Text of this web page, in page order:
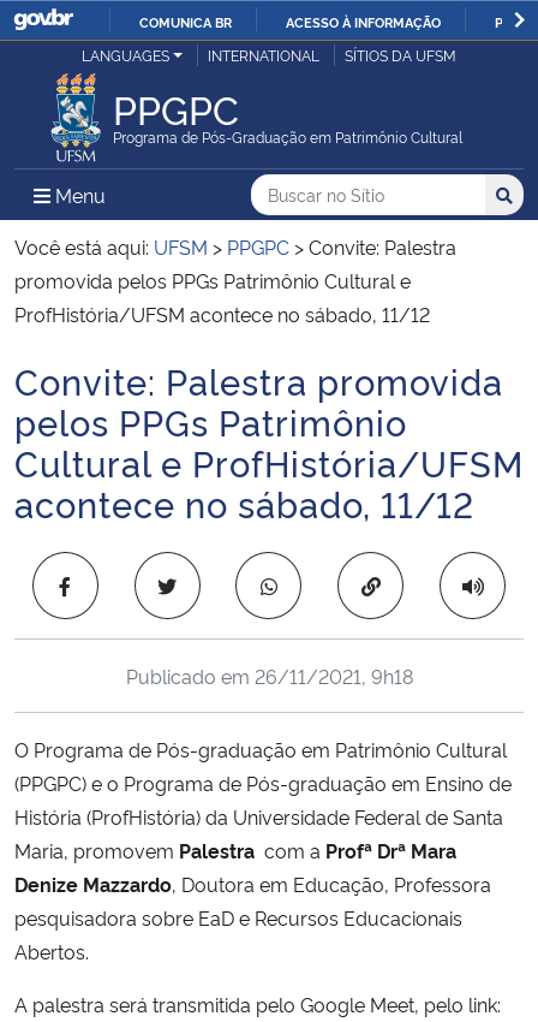
IR
COMUNICA BR ACESSO À INFORMAÇÃO
Ministério da Justiça e Segurança Pública
Ministério da Defesa
Ministério das Relações Exteriores
Ministério da Economia
Ministério da Infraestrutura
Ministério da Agricultura, Pecuária e Abastecimento
Ministério da Educação
Ministério da Cidadania
Ministério da Saúde
Ministério de Minas e Energia
Ministério da Ciência, Tecnologia, Inovações e Comunicações
Ministério do Meio Ambiente
Ministério do Turismo
Ministério do Desenvolvimento Regional
Controladoria-Geral da União
LANGUAGES INTERNATIONAL SÍTIOS DA UFSM
PPGPC
Programa de Pós-Graduação em Patrimônio Cultural
Menu Menu Principal do Sítio
Busca
Buscar no no Sítio
Busca:
Você está aqui: UFSM > PPGPC >Convite: Palestra
promovida pelos PPGs Patrimônio Cultural e
ProfHistória/UFSM acontece no sábado, 11/12
Início do conteúdo
Convite: Palestra promovida
pelos PPGs Patrimônio
Cultural e ProfHistória/UFSM
acontece no sábado, 11/12
Copiar para área
Publicado em 26/11/2021, 9h18
O Programa de Pós-graduação em Patrimônio Cultural
(PPGPC) e o Programa de Pós-graduação em Ensino de
História (ProfHistória) da Universidade Federal de Santa
Maria, promovem Palestra com a Profª Drª Mara
Denize Mazzardo, Doutora em Educação, Professora
pesquisadora sobre EaD e Recursos Educacionais
Abertos.
A palestra será transmitida pelo Google Meet, pelo link: